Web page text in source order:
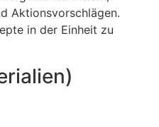
Aktionsvorschlägen.
in der Einheit zu